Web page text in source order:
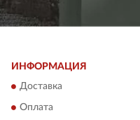
ИНФОРМАЦИЯ
Доставка
Оплата